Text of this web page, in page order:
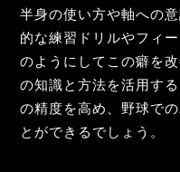
半身の使い方や軸への
的な練習ドリルやフィ
のようにしてこの癖を
の知識と方法を活用す
の精度を高め、野球で
とができるでしょう。